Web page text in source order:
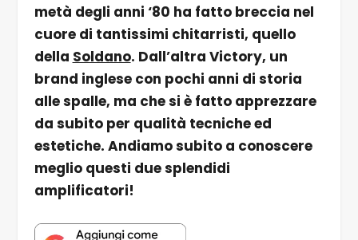
metà degli anni ‘80 ha fatto breccia nel
cuore di tantissimi chitarristi, quello
della Soldano. Dall’altra Victory, un
brand inglese con pochi anni di storia
alle spalle, ma che si è fatto apprezzare
da subito per qualità tecniche ed
estetiche. Andiamo subito a conoscere
meglio questi due splendidi
amplificatori!